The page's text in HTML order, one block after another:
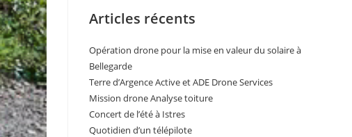
Articles récents
Opération drone pour la mise en valeur du solaire à
Bellegarde
Terre d’Argence Active et ADE Drone Services
Mission drone Analyse toiture
Concert de l’été à Istres
Quotidien d’un télépilote